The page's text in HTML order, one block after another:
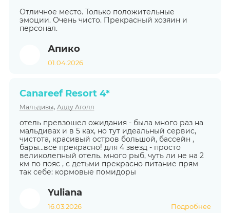
Отличное место. Только положительные
эмоции. Очень чисто. Прекрасный хозяин и
персонал.
Апико
01.04.2026
Canareef Resort 4*
Мальдивы, Адду Атолл
отель превзошел ожидания - была много раз на
мальдивах и в 5 ках, но тут идеальный сервис,
чистота, красивый остров большой, бассейн ,
бары...все прекрасно! для 4 звезд - просто
великолепный отель. много рыб, чуть ли не на 2
км по пояс , с детьми прекрасно питание прям
так себе: кормовые помидоры
Yuliana
16.03.2026 Подробнее